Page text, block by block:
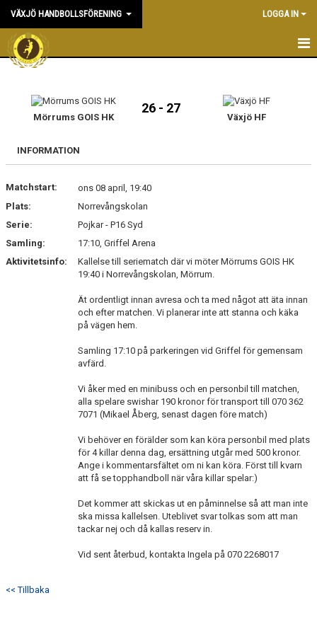
VÄXJÖ HANDBOLLSFÖRENING LOGGA IN
HEM
NYHETER
KONTAKT & KANSLI
DOKUMENT
VÅRA LAG
Mörrums GOIS HK
26 - 27
Växjö HF
INFORMATION
Matchstart:
ons 08 april, 19:40
Plats:
Norrevångskolan
Serie:
Pojkar - P16 Syd
Samling:
17:10, Griffel Arena
Aktivitetsinfo:
Kallelse till seriematch där vi möter Mörrums GOIS HK
19:40 i Norrevångskolan, Mörrum.
Ät ordentligt innan avresa och ta med något att äta innan
och efter matchen. Vi planerar inte att stanna och käka
på vägen hem.
Samling 17:10 på parkeringen vid Griffel för gemensam
avfärd.
Vi åker med en minibuss och en personbil till matchen,
alla spelare swishar 190 kronor för transport till 070 362
7071 (Mikael Åberg, senast dagen före match)
Vi behöver en förälder som kan köra personbil med plats
för 4 killar denna dag, ersättning utgår med 500 kronor.
Ange i kommentarsfältet om ni kan köra. Först till kvarn
att få se topphandboll när våra killar spelar:)
Det kommer att skickas ut en påminnelse så att man inte
ska missa kallelsen. Uteblivet svar tolkas som att man
tackar nej och då kallas reserv in.
Vid sent återbud, kontakta Ingela på 070 2268017
<< Tillbaka